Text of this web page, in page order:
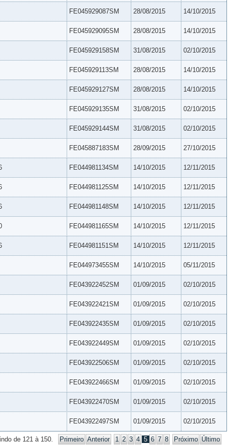
FE045929087SM 28/08/2015 14/10/2015
FE045929095SM 28/08/2015 14/10/2015
FE045929158SM 31/08/2015 02/10/2015
FE045929113SM 28/08/2015 14/10/2015
FE045929127SM 28/08/2015 14/10/2015
FE045929135SM 31/08/2015 02/10/2015
FE045929144SM 31/08/2015 02/10/2015
FE045887183SM 28/09/2015 27/10/2015
FE044981134SM 14/10/2015 12/11/2015
FE044981125SM 14/10/2015 12/11/2015
FE044981148SM 14/10/2015 12/11/2015
FE044981165SM 14/10/2015 12/11/2015
FE044981151SM 14/10/2015 12/11/2015
FE044973455SM 14/10/2015 05/11/2015
FE043922452SM 01/09/2015 02/10/2015
FE043922421SM 01/09/2015 02/10/2015
FE043922435SM 01/09/2015 02/10/2015
FE043922449SM 01/09/2015 02/10/2015
FE043922506SM 01/09/2015 02/10/2015
FE043922466SM 01/09/2015 02/10/2015
FE043922470SM 01/09/2015 02/10/2015
FE043922497SM 01/09/2015 02/10/2015
de 121 à 150. Primeiro Anterior 1 2 3 4 5 6 7 8 Próximo Último